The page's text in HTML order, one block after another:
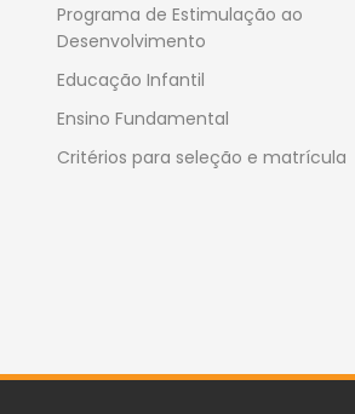
Programa de Estimulação ao
Desenvolvimento
Educação Infantil
Ensino Fundamental
Critérios para seleção e matrícula